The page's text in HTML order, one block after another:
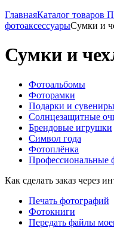
ГлавнаяКаталог товаров
фотоаксессуарыСумки и
Сумки и
Фотоальбомы
Фоторамки
Подарки и сувениры
Солнцезащитные
Брендовые игрушки
Символ года
Фотоплёнка
Профессиональные
Как сделать заказ через
Печать фотографий
Фотокниги
Передать файлы